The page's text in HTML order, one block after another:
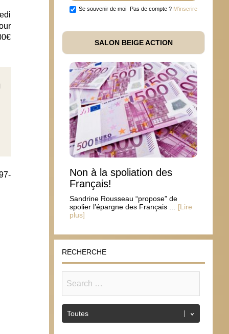
Se souvenir de moi Pas de compte ? M'inscrire
SALON BEIGE ACTION
Non à la spoliation des
Français!
Sandrine Rousseau “propose” de
spolier l’épargne des Français ...
[Lire
plus]
RECHERCHE